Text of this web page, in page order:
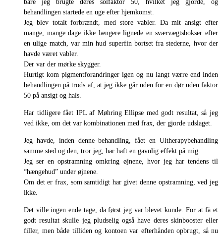
bare jeg brugte deres solfaktor 50, hvilket jeg gjorde, og
behandlingen startede en uge efter hjemkomst.
Jeg blev totalt forbrændt, med store vabler. Da mit ansigt efter
mange, mange dage ikke længere lignede en sværvægtsbokser efter
en ulige match, var min hud superfin bortset fra stederne, hvor der
havde været vabler.
Der var der mørke skygger.
Hurtigt kom pigmentforandringer igen og nu langt værre end inden
behandlingen på trods af, at jeg ikke går uden for en dør uden faktor
50 på ansigt og hals.
Har tidligere fået IPL af Møhring Ellipse med godt resultat, så jeg
ved ikke, om det var kombinationen med frax, der gjorde udslaget.
Jeg havde, inden denne behandling, fået en Ultherapybehandling
samme sted og den, tror jeg, har haft en gavnlig effekt på mig.
Jeg ser en opstramning omkring øjnene, hvor jeg har tendens til
“hængehud” under øjnene.
Om det er frax, som samtidigt har givet denne opstramning, ved jeg
ikke.
Det ville ingen ende tage, da først jeg var blevet kunde. For at få et
godt resultat skulle jeg pludselig også have deres skinbooster eller
filler, men både tilliden og kontoen var efterhånden opbrugt, så nu